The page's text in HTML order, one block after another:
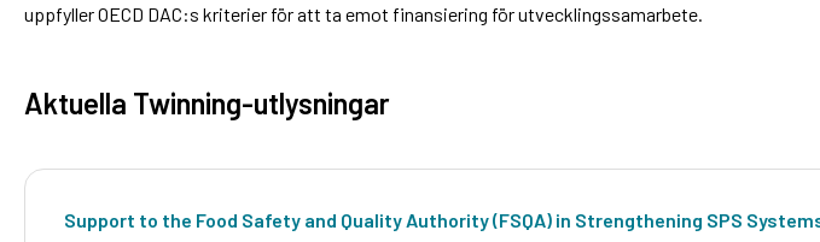
uppfyller OECD DAC:s kriterier för att ta emot finansiering för utvecklingssamarbete.
Aktuella Twinning-utlysningar
Support to the Food Safety and Quality Authority (FSQA) in Strengthening SPS